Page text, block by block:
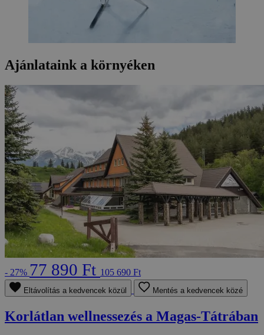
Ajánlataink a környéken
- 27% 77 890 Ft 105 690 Ft
Eltávolítás a kedvencek közül Mentés a kedvencek közé
Korlátlan wellnessezés a Magas-Tátrában